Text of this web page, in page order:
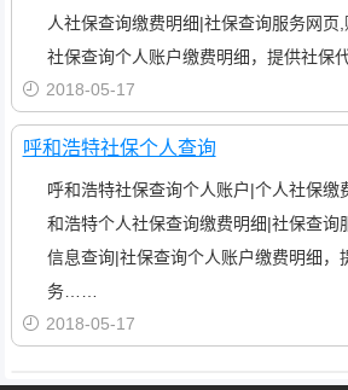
人社保查询缴费明细|社保查询服务网页
社保查询个人账户缴费明细，提供社保
2018-05-17
呼和浩特社保个人查询
呼和浩特社保查询个人账户|个人社保缴
和浩特个人社保查询缴费明细|社保查询
信息查询|社保查询个人账户缴费明细，
务……
2018-05-17